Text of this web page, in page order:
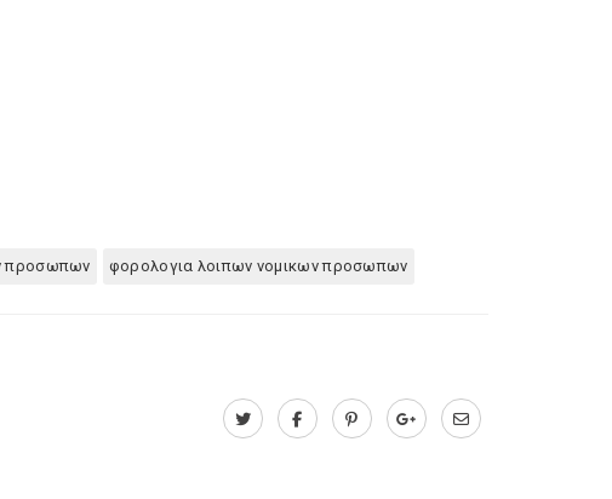
προσωπων φορολογια λοιπων νομικων προσωπων